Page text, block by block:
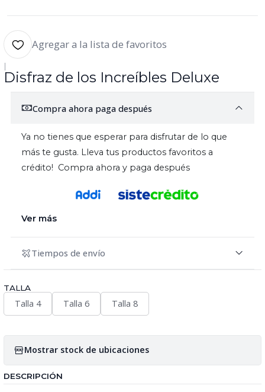
Agregar a la lista de favoritos
|
Disfraz de los Increíbles Deluxe
Compra ahora paga después
Ya no tienes que esperar para disfrutar de lo que
más te gusta. Lleva tus productos favoritos a
crédito! Compra ahora y paga después
Ver más
Tiempos de envío
TALLA
Talla 4 Talla 6 Talla 8
Mostrar stock de ubicaciones
DESCRIPCIÓN